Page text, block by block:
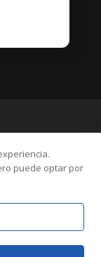
puede optar por